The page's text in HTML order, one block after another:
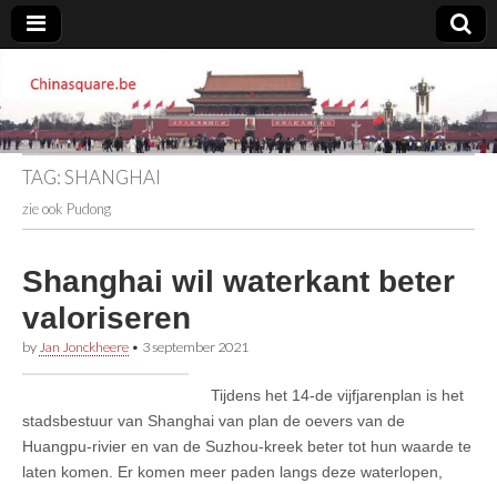
Chinasquare.be
TAG:SHANGHAI
zie ook Pudong
Shanghai wil waterkant beter
valoriseren
by Jan Jonckheere • 3 september 2021
Tijdens het 14-de vijfjarenplan is het
stadsbestuur van Shanghai van plan de oevers van de
Huangpu-rivier en van de Suzhou-kreek beter tot hun waarde te
laten komen. Er komen meer paden langs deze waterlopen,